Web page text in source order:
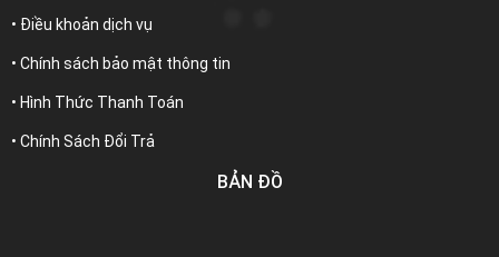
• Điều khoản dịch vụ
• Chính sách bảo mật thông tin
• Hình Thức Thanh Toán
• Chính Sách Đổi Trả
BẢN ĐỒ